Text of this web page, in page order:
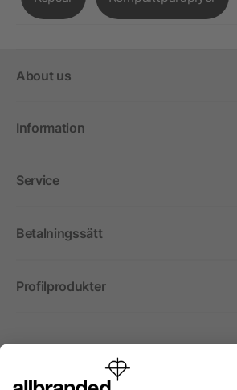
About us
Information
Service
Betalningssätt
Profilprodukter
Internationellt